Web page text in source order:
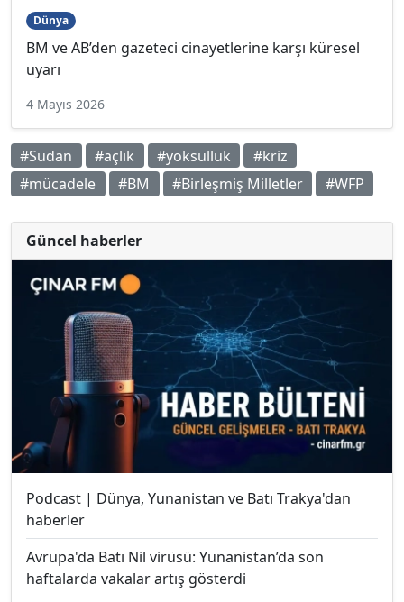
Dünya
BM ve AB’den gazeteci cinayetlerine karşı küresel
uyarı
4 Mayıs 2026
#Sudan #açlık #yoksulluk
#kriz
#mücadele
#BM #Birleşmiş Milletler #WFP
Güncel haberler
Podcast | Dünya, Yunanistan ve Batı Trakya'dan
haberler
Avrupa'da Batı Nil virüsü: Yunanistan’da son
haftalarda vakalar artış gösterdi